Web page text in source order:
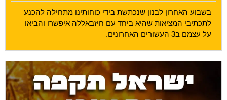
בשבוע האחרון לבנון שנכתשת בידי כוחותינו מתחילה להכנע
לתכתיבי המציאות שהיא ביחד עם חיזבאללה איפשרו והביאו
על עצמם ב3 העשורים האחרונים.